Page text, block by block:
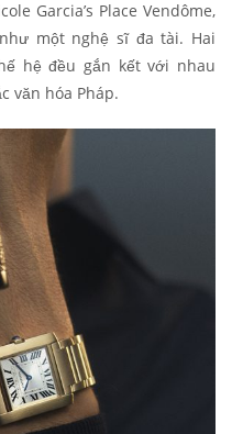
Garcia’s Place Vendôme,
một nghệ sĩ đa tài. Hai
hệ đều gắn kết với nhau
văn hóa Pháp.